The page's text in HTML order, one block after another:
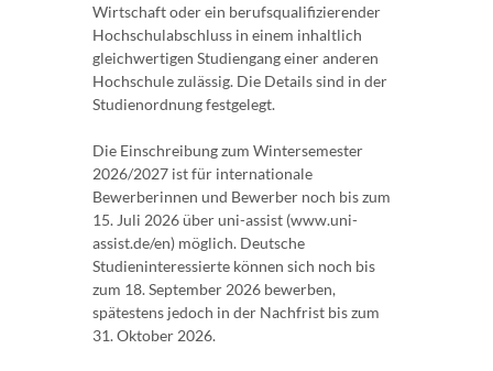
Wirtschaft oder ein berufsqualifizierender
Hochschulabschluss in einem inhaltlich
gleichwertigen Studiengang einer anderen
Hochschule zulässig. Die Details sind in der
Studienordnung festgelegt.
Die Einschreibung zum Wintersemester
2026/2027 ist für internationale
Bewerberinnen und Bewerber noch bis zum
15. Juli 2026 über uni-assist (www.uni-
assist.de/en) möglich. Deutsche
Studieninteressierte können sich noch bis
zum 18. September 2026 bewerben,
spätestens jedoch in der Nachfrist bis zum
31. Oktober 2026.